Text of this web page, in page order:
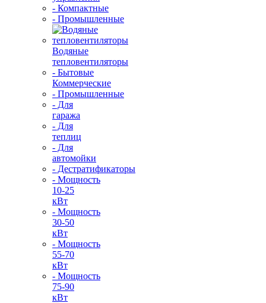
- Компактные
- Промышленные
Водяные
тепловентиляторы
- Бытовые
Коммерческие
- Промышленные
- Для
гаража
- Для
теплиц
- Для
автомойки
- Дестратификаторы
- Мощность
10-25
кВт
- Мощность
30-50
кВт
- Мощность
55-70
кВт
- Мощность
75-90
кВт